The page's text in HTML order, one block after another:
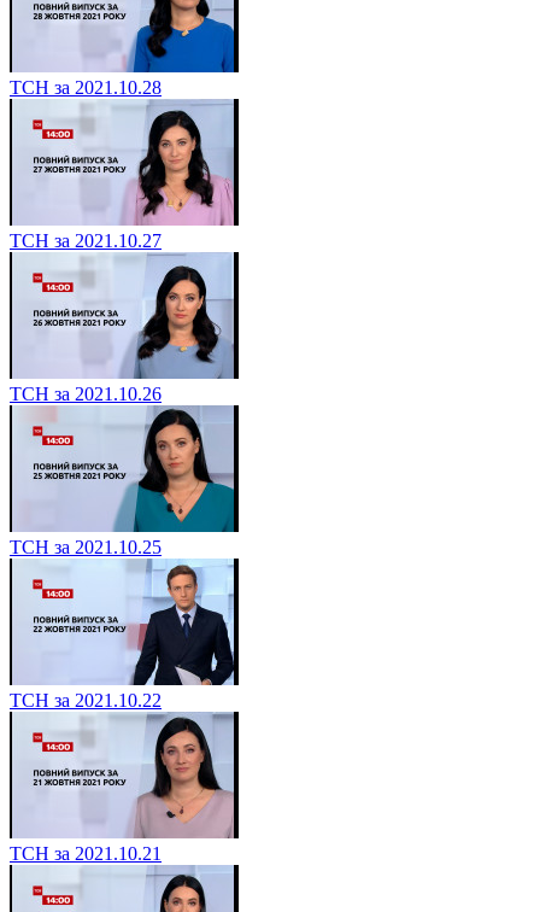
ТСН за 2021.10.28
ТСН за 2021.10.27
ТСН за 2021.10.26
ТСН за 2021.10.25
ТСН за 2021.10.22
ТСН за 2021.10.21